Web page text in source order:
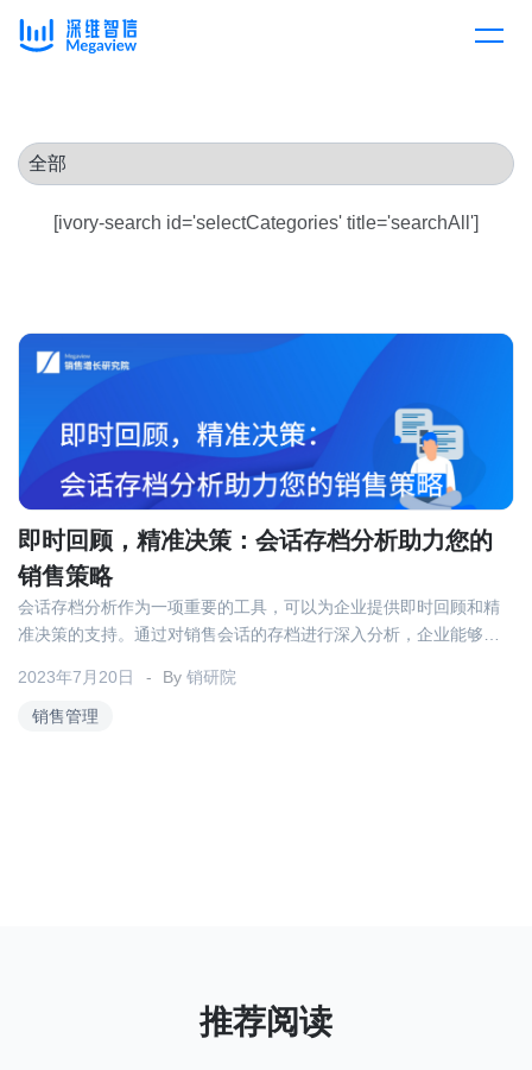
解决方案
消费医疗
教育
汽车
房地产
金融
按角色
定价
资源中心
资源中心
全部
销售会话智能
关于我们
预约演示
content
[ivory-search id='selectCategories' title='searchAll']
销售管理
即时回顾，精准决策：会话存档分析助力您的
销售策略
2023年7月20日 By 销研院
会话存档分析作为一项重要的工具，可以为企业提供即时回顾和精
准决策的支持。通过对销售会话的存档进行深入分析，企业能够获
竞争优势。